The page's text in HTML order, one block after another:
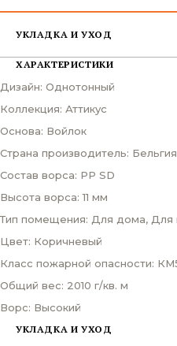
УКЛАДКА И УХОД
ХАРАКТЕРИСТИКИ
Дизайн: Однотонный
Коллекция: Аттикус
Основа: Войлок
Страна производитель: Бельгия
Состав ворса: PP SD
Высота ворса: 11 мм
Тип помещения: Для дома, Для
Цвет: Коричневый
Класс пожарной опасности:
Общий вес: 2010 г/кв. м
Ворс: Высокий
УКЛАДКА И УХОД